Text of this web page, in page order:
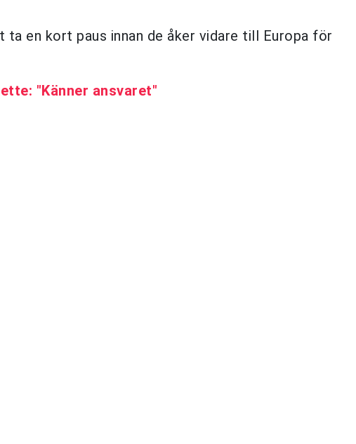
en kort paus innan de åker vidare till Europa för
"Känner ansvaret"